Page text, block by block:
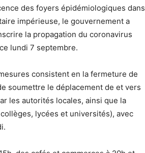
des foyers épidémiologiques dans
impérieuse, le gouvernement a
la propagation du coronavirus
lundi 7 septembre.
consistent en la fermeture de
soumettre le déplacement de et vers
les autorités locales, ainsi que la
lycées et universités), avec